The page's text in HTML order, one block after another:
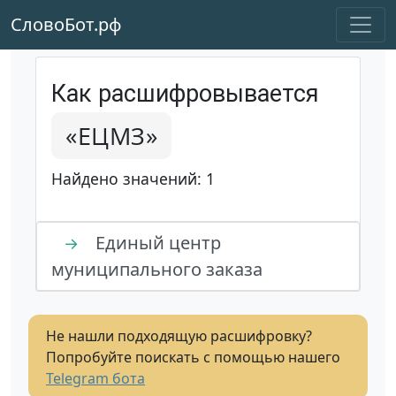
СловоБот.рф
Как расшифровывается
«ЕЦМЗ»
Найдено значений: 1
→
Единый центр
муниципального заказа
Не нашли подходящую расшифровку?
Попробуйте поискать с помощью нашего
Telegram бота